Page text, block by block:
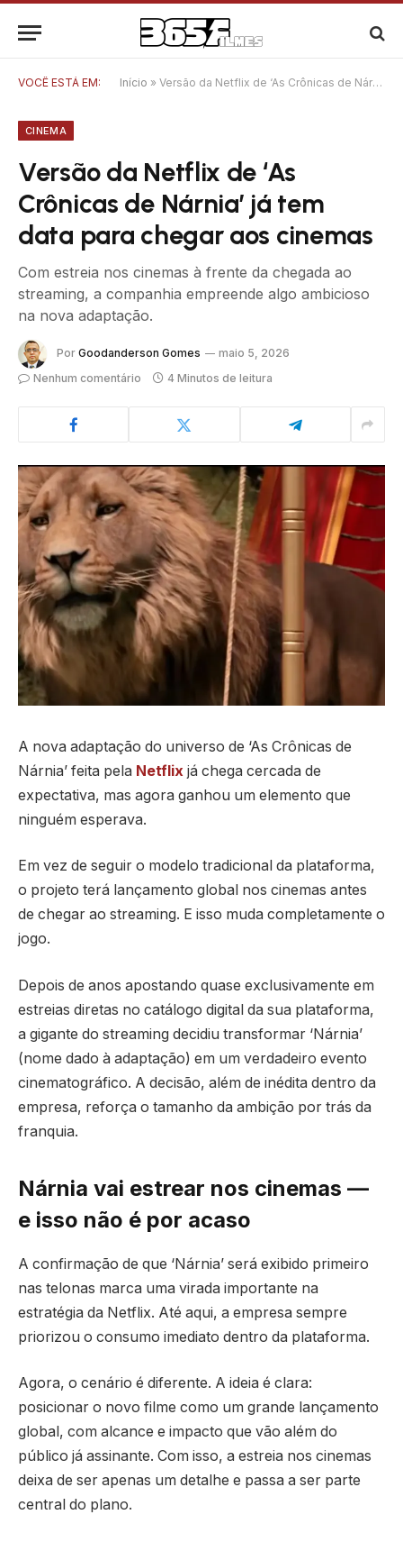
VOCÊ ESTÁ EM: Início » Versão da Netflix de ‘As Crônicas de Nárnia’ já tem data para chegar aos cinemas
CINEMA
Versão da Netflix de ‘As
Crônicas de Nárnia’ já tem
data para chegar aos cinemas
Com estreia nos cinemas à frente da chegada ao
streaming, a companhia empreende algo ambicioso
na nova adaptação.
Por Goodanderson Gomes
maio 5, 2026
Nenhum comentário
4 Minutos de leitura
A nova adaptação do universo de ‘As Crônicas de
Nárnia’ feita pela Netflix já chega cercada de
expectativa, mas agora ganhou um elemento que
ninguém esperava.
Em vez de seguir o modelo tradicional da plataforma,
o projeto terá lançamento global nos cinemas antes
de chegar ao streaming. E isso muda completamente o
jogo.
Depois de anos apostando quase exclusivamente em
estreias diretas no catálogo digital da sua plataforma,
a gigante do streaming decidiu transformar ‘Nárnia’
(nome dado à adaptação) em um verdadeiro evento
cinematográfico. A decisão, além de inédita dentro da
empresa, reforça o tamanho da ambição por trás da
franquia.
Nárnia vai estrear nos cinemas —
e isso não é por acaso
A confirmação de que ‘Nárnia’ será exibido primeiro
nas telonas marca uma virada importante na
estratégia da Netflix. Até aqui, a empresa sempre
priorizou o consumo imediato dentro da plataforma.
Agora, o cenário é diferente. A ideia é clara:
posicionar o novo filme como um grande lançamento
global, com alcance e impacto que vão além do
público já assinante. Com isso, a estreia nos cinemas
deixa de ser apenas um detalhe e passa a ser parte
central do plano.